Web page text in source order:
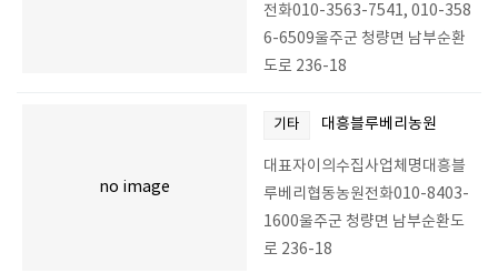
전화010-3563-7541, 010-358
6-6509울주군 청량면 남부순환
도로 236-18
no image
기타 대흥블루베리농원
대표자이의수집사업체명대흥블
루베리협동농원전화010-8403-
1600울주군 청량면 남부순환도
로 236-18